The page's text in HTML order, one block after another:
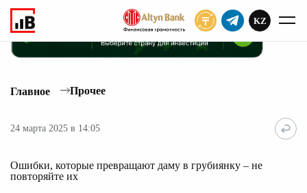
KZ
Главное Прочее
24 марта 2025 в 14:05
Ошибки, которые превращают даму в грубиянку – не
повторяйте их